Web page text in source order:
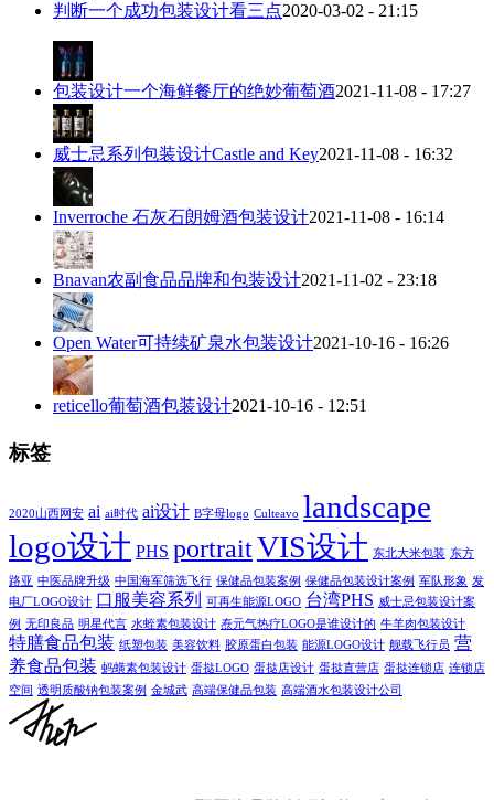
判断一个成功包装设计看三点2020-03-02 - 21:15
包装设计一个海鲜餐厅的绝妙葡萄酒2021-11-08 - 17:27
威士忌系列包装设计Castle and Key2021-11-08 - 16:32
Inverroche 石灰石朗姆酒包装设计2021-11-08 - 16:14
Bnavan农副食品品牌和包装设计2021-11-02 - 23:18
Open Water可持续矿泉水包装设计2021-10-16 - 16:26
reticello葡萄酒包装设计2021-10-16 - 12:51
标签
2020山西网安 ai ai时代 ai设计 B字母logo Culteavo landscape
logo设计 PHS portraitVIS设计 东北大米包装 东方
路亚 中医品牌升级 中国海军筛选飞行 保健品包装案例 保健品包装设计案例 军队形象 发
电厂LOGO设计 口服美容系列 可再生能源LOGO 台湾PHS 威士忌包装设计案
例 无印良品 明星代言 水蛭素包装设计 焘元气热疗LOGO是谁设计的 牛羊肉包装设计
特膳食品包装 纸塑包装 美容饮料 胶原蛋白包装 能源LOGO设计 舰载飞行员 营
养食品包装 蚂蟥素包装设计 蛋挞LOGO 蛋挞店设计 蛋挞直营店 蛋挞连锁店 连锁店
空间 透明质酸钠包装案例 金城武 高端保健品包装 高端酒水包装设计公司